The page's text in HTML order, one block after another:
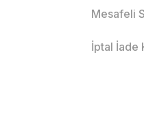
Mesafeli
İptal İade